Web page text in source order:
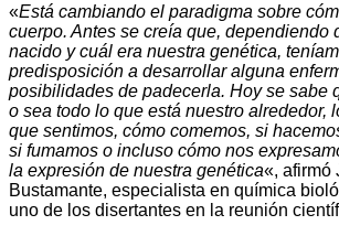
«Está cambiando el paradigma sobre
cuerpo. Antes se creía que, dependiendo
nacido y cuál era nuestra genética,
predisposición a desarrollar alguna
posibilidades de padecerla. Hoy se sabe
o sea todo lo que está nuestro alrededor,
que sentimos, cómo comemos, si
si fumamos o incluso cómo nos
la expresión de nuestra genética«, afirmó
Bustamante, especialista en química
uno de los disertantes en la reunión